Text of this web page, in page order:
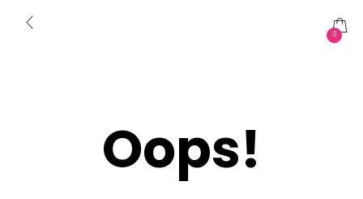
0
Oops!